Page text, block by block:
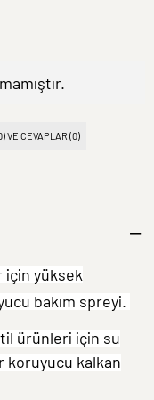
VE CEVAPLAR (0)
yüksek
bakım spreyi.
ürünleri için su
koruyucu kalkan